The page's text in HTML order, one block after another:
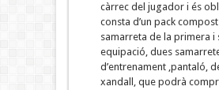
càrrec del jugador i és
consta d’un pack
samarreta de la primera i
equipació, dues
d’entrenament ,pantaló,
xandall, que podrà